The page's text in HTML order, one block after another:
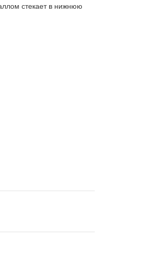
стекает в нижнюю